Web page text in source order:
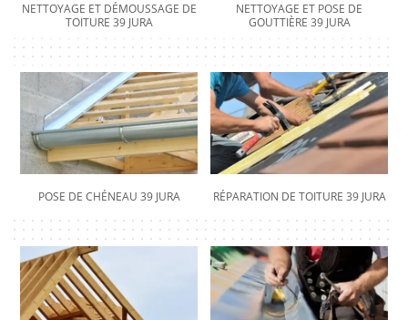
NETTOYAGE ET DÉMOUSSAGE DE
TOITURE 39 JURA
NETTOYAGE ET POSE DE
GOUTTIÈRE 39 JURA
POSE DE CHÉNEAU 39 JURA RÉPARATION DE TOITURE 39 JURA